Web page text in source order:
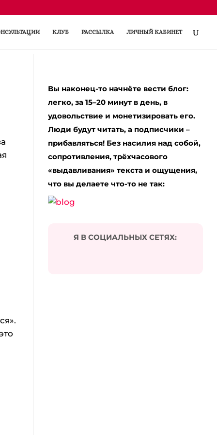
КЛУБ РАССЫЛКА ЛИЧНЫЙ КАБИНЕТ
Вы наконец-то начнёте вести блог:
легко, за 15–20 минут в день, в
удовольствие и монетизировать его.
Люди будут читать, а подписчики –
прибавляться! Без насилия над собой,
сопротивления, трёхчасового
«выдавливания» текста и ощущения,
что вы делаете что-то не так:
Я В СОЦИАЛЬНЫХ СЕТЯХ: